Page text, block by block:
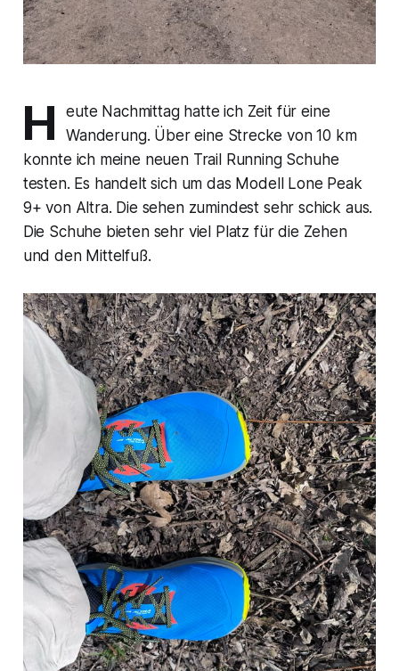
H
eute Nachmittag hatte ich Zeit für eine
Wanderung. Über eine Strecke von 10 km
konnte ich meine neuen Trail Running Schuhe
testen. Es handelt sich um das Modell Lone Peak
9+ von Altra. Die sehen zumindest sehr schick aus.
Die Schuhe bieten sehr viel Platz für die Zehen
und den Mittelfuß.